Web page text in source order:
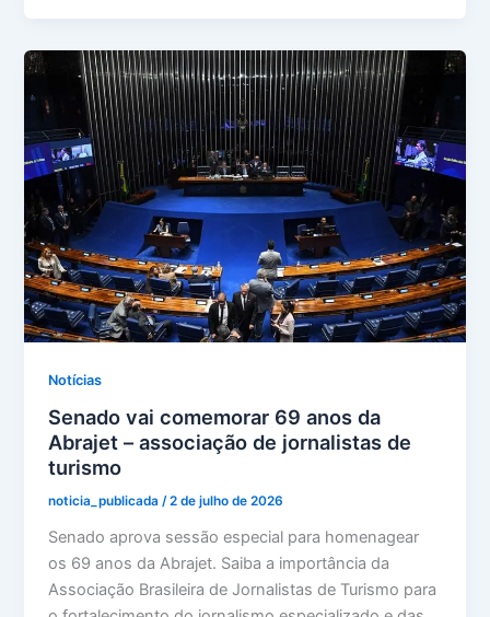
Notícias
Senado vai comemorar 69 anos da
Abrajet – associação de jornalistas de
turismo
noticia_publicada/2 de julho de 2026
Senado aprova sessão especial para homenagear
os 69 anos da Abrajet. Saiba a importância da
Associação Brasileira de Jornalistas de Turismo para